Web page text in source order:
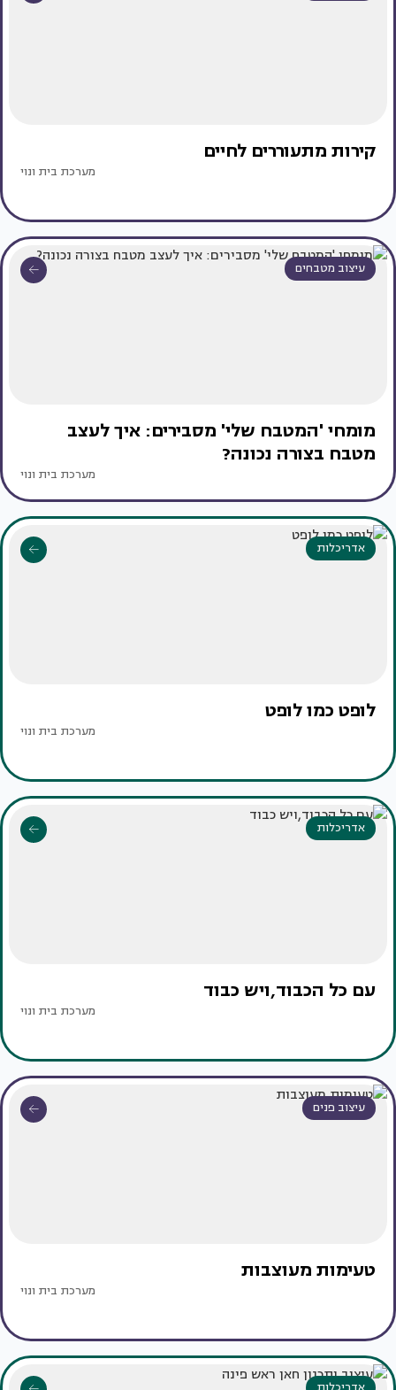
קירות מתעוררים לחיים
מערכת בית ונוי
עיצוב מטבחים
מומחי 'המטבח שלי' מסבירים: איך לעצב
מטבח בצורה נכונה?
מערכת בית ונוי
אדריכלות
לופט כמו לופט
מערכת בית ונוי
אדריכלות
עם כל הכבוד,ויש כבוד
מערכת בית ונוי
עיצוב פנים
טעימות מעוצבות
מערכת בית ונוי